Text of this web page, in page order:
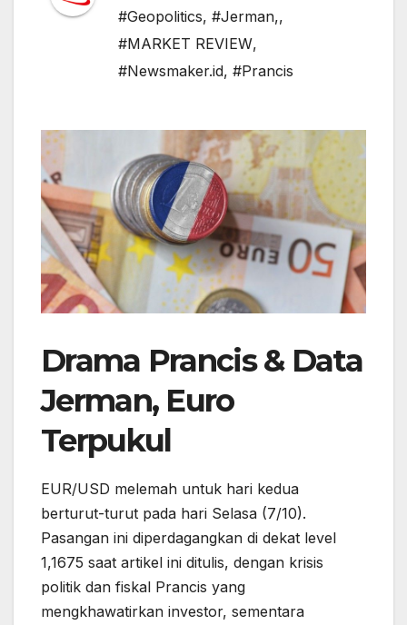
#Geopolitics, #Jerman,,
#MARKET REVIEW,
#Newsmaker.id, #Prancis
Drama Prancis & Data
Jerman, Euro
Terpukul
EUR/USD melemah untuk hari kedua
berturut-turut pada hari Selasa (7/10).
Pasangan ini diperdagangkan di dekat level
1,1675 saat artikel ini ditulis, dengan krisis
politik dan fiskal Prancis yang
mengkhawatirkan investor, sementara